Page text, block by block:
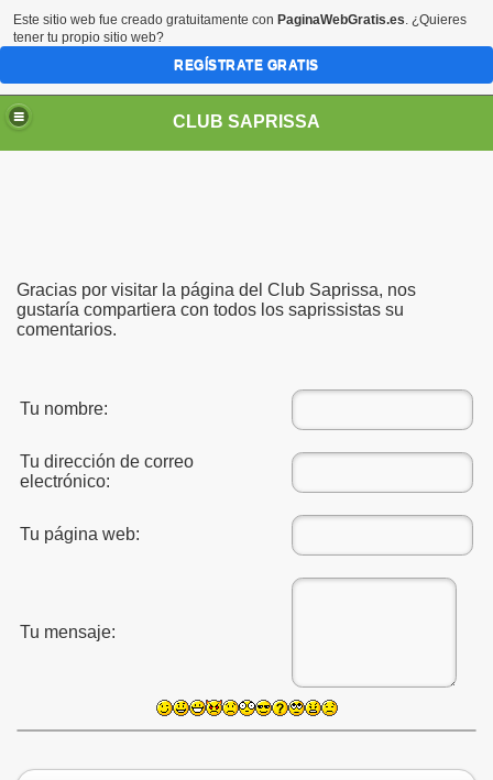
CLUB SAPRISSA
Gracias por visitar la página del Club Saprissa, nos
gustaría compartiera con todos los saprissistas su
comentarios.
Tu nombre:
Tu dirección de correo
electrónico:
Tu página web:
Tu mensaje:
Este sitio web fue creado gratuitamente con PaginaWebGratis.es. ¿Quieres
tener tu propio sitio web?
REGÍSTRATE GRATIS